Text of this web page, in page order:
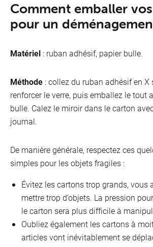
Comment emballer
pour un
Matériel : ruban adhésif, papier bulle.
Méthode : collez du ruban adhésif en X
renforcer le verre, puis emballez le tout
bulle. Calez le miroir dans le carton
journal.
De manière générale, respectez ces
simples pour les objets fragiles :
Évitez les cartons trop grands, vous
mettre trop d’objets. La pression
le carton sera plus difficile à
Oubliez également les cartons à
articles vont inévitablement se